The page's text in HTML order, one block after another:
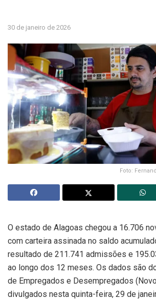
30 de janeiro de 2026
Foto:
O estado de Alagoas chegou a 16.706
com carteira assinada no saldo
resultado de 211.741 admissões e
ao longo dos 12 meses. Os dados são
de Empregados e Desempregados
divulgados nesta quinta-feira, 29 de